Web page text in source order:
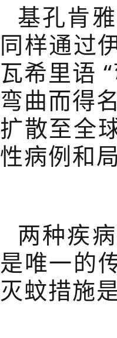
基孔肯
同样通过
瓦希里语 “
弯曲而得
扩散至全
性病例和
两种疾
是唯一的
灭蚊措施